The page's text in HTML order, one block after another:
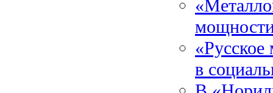
«Русское
в